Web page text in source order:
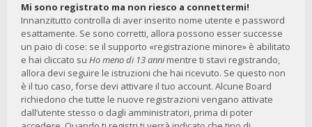
Mi sono registrato ma non riesco a connettermi!
Innanzitutto controlla di aver inserito nome utente e password
esattamente. Se sono corretti, allora possono esser successe
un paio di cose: se il supporto «registrazione minore» è abilitato
e hai cliccato su Ho meno di 13 annimentre ti stavi registrando,
allora devi seguire le istruzioni che hai ricevuto. Se questo non
è il tuo caso, forse devi attivare il tuo account. Alcune Board
richiedono che tutte le nuove registrazioni vengano attivate
dall’utente stesso o dagli amministratori, prima di poter